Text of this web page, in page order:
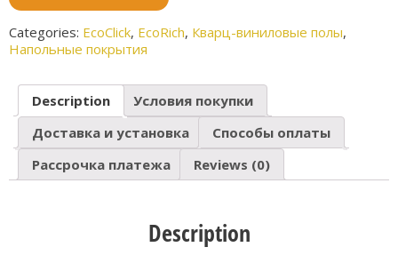
Categories: EcoClick, EcoRich, Кварц-виниловые полы,
Напольные покрытия
Description
Условия покупки
Доставка и установка
Способы оплаты
Рассрочка платежа
Reviews (0)
Description